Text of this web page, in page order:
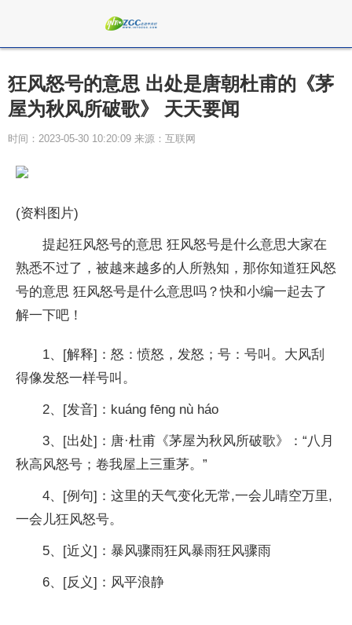
狂风怒号的意思 出处是唐朝杜甫的《茅
屋为秋风所破歌》 天天要闻
时间：2023-05-30 10:20:09 来源：互联网
(资料图片)
提起狂风怒号的意思 狂风怒号是什么意思大家在
熟悉不过了，被越来越多的人所熟知，那你知道狂风怒
号的意思 狂风怒号是什么意思吗？快和小编一起去了
解一下吧！
1、[解释]：怒：愤怒，发怒；号：号叫。大风刮
得像发怒一样号叫。
2、[发音]：kuáng fēng nù háo
3、[出处]：唐·杜甫《茅屋为秋风所破歌》：“八月
秋高风怒号；卷我屋上三重茅。”
4、[例句]：这里的天气变化无常,一会儿晴空万里,
一会儿狂风怒号。
5、[近义]：暴风骤雨狂风暴雨狂风骤雨
6、[反义]：风平浪静